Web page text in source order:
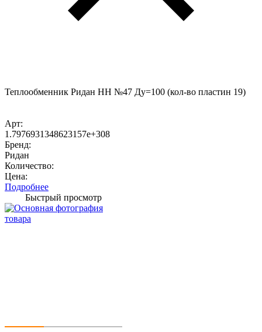
Теплообменник Ридан НН №47 Ду=100 (кол-во пластин 19)
Арт:
1.7976931348623157e+308
Бренд:
Ридан
Количество:
Цена:
Подробнее
Быстрый просмотр